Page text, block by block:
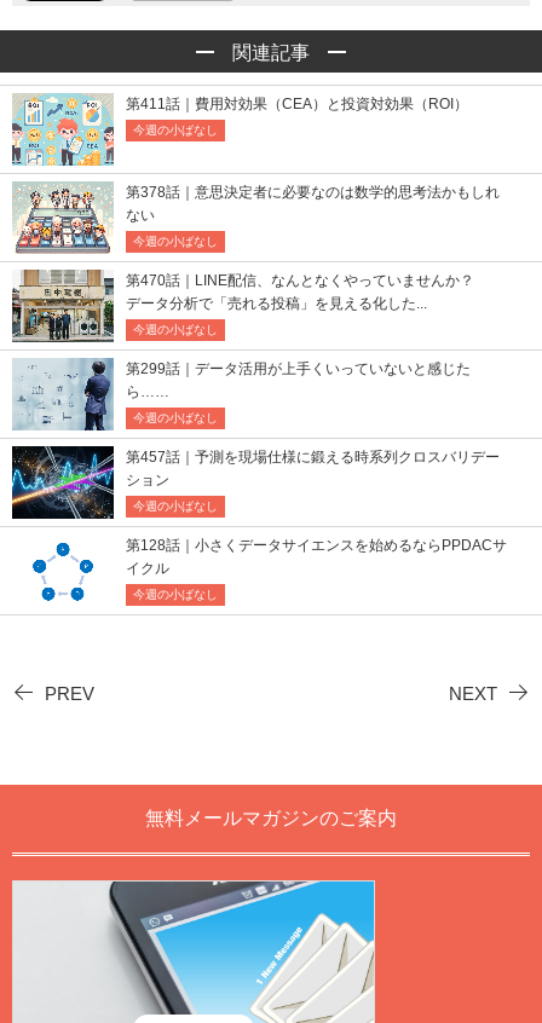
関連記事
第411話｜費用対効果（CEA）と投資対効果（ROI）
今週の小ばなし
第378話｜意思決定者に必要なのは数学的思考法かもしれ
ない
今週の小ばなし
第470話｜LINE配信、なんとなくやっていませんか？
データ分析で「売れる投稿」を見える化した...
今週の小ばなし
第299話｜データ活用が上手くいっていないと感じた
ら……
今週の小ばなし
第457話｜予測を現場仕様に鍛える時系列クロスバリデー
ション
今週の小ばなし
第128話｜小さくデータサイエンスを始めるならPPDACサ
イクル
今週の小ばなし
PREV NEXT
無料メールマガジンのご案内